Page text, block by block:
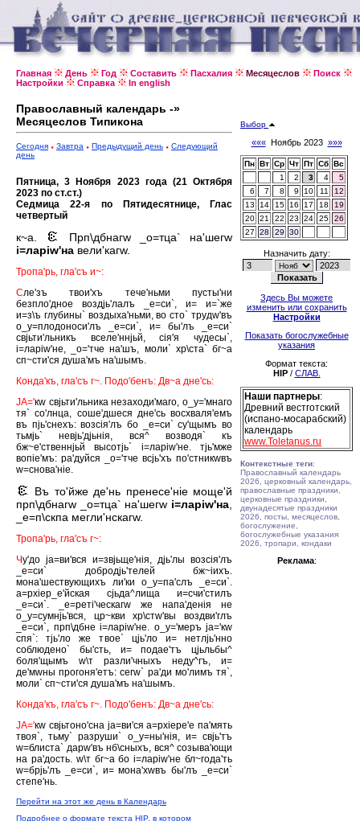
Главная День Год Составить Пасхалия Месяцеслов
Поиск
Настройки
Справка In english
Православный календарь -»
Месяцеслов Типикона
Сегодня Завтра Предыдущий день
Следующий
день
Пятница, 3 Ноября 2023 года (21 Октября
2023 по ст.ст.)
Седмица 22-я по Пятидесятнице, Глас
четвертый
к~а.
Прп\дбнагw _о=тца` на'шегw
i=ларiw'на вели'кагw.
Тропа'рь, гла'съ и~:
Сле'зъ твои'хъ тече'ньми пусты'ни
безпло'дное воздjь'лалъ _е=си`, и= и=`же
и=з\ъ глубины` воздыха'ньми, во сто` трудw'въ
о_у=плодоноси'лъ _е=си`, и= бы'лъ _е=си`
свjьти'льникъ вселе'ннjьй, сiя'я чудесы`,
i=ларiw'не, _о='тче на'шъ, моли` хр\ста` бг~а
сп~сти'ся душа'мъ на'шымъ.
Конда'къ, гла'съ г~. Подо'бенъ: Дв~а дне'сь:
JА='кw свjьти'льника незаходи'маго, о_у='мнаго
тя` со'лнца, соше'дшеся дне'сь восхваля'емъ
въ пjь'снехъ: возсiя'лъ бо _е=си` су'щымъ во
тьмjь` невjь'дjьнiя, вся^ возводя` къ
бж~е'ственнjьй высотjь` i=ларiw'не. тjь'мже
вопiе'мъ: ра'дуйся _о='тче всjь'хъ по'стникwвъ
w=снова'нiе.
Въ то'йже де'нь пренесе'нiе моще'й
прп\дбнагw _о=тца` на'шегw i=ларiw'на
_е=п\скпа мегли'нскагw.
Тропа'рь, гла'съ г~:
Чу'до jа=ви'вся и=звjьще'нiя, дjь'лы возсiя'лъ
_е=си` добродjь'телей бж~iихъ.
мона'шествующихъ ли'ки о_у=па'слъ _е=си`.
а=рхiер_е'йская сjьда^лища и=счи'стилъ
_е=си`. _е=ретi'ческагw же напа'денiя не
о_у=сумнjь'вся, цр~кви хр\стw'вы воздви'глъ
_е=си`, прп\дбне i=ларiw'не. о_у='меръ jа='кw
спя`: тjь'ло же твое` цjь'ло и= нетлjь'нно
соблюдено` бы'сть, и= подае'тъ цjьльбы^
боля'щымъ w\т разли'чныхъ неду^гъ, и=
де'мwны прогоня'етъ: сегw` ра'ди мо'лимъ тя`,
моли` сп~сти'ся душа'мъ на'шымъ.
Конда'къ, гла'съ г~. Подо'бенъ: Дв~а дне'сь:
JА='кw свjьтоно'сна jа=ви'ся а=рхiере'е па'мять
твоя`, тьму` разруши` о_у=ны'нiя, и= свjь'тъ
w=блиста` дарw'въ нб\сныхъ, вся^ созыва'ющи
на ра'дость. w\т бг~а бо i=ларiw'не бл~года'ть
w=брjь'лъ _е=си`, и= мона'хwвъ бы'лъ _е=си`
степе'нь.
Перейти на этот же день в Календарь
Подробнее о формате текста HIP, в котором
Выбор
«««Ноябрь 2023 »»»
Пн Вт Ср Чт Пт Сб Вс
1
2 3 4
5
6
7 8 9 10 11
12
13
14 15 16 17 18
19
20 21 22 23 24 25
26
27
28 29 30
Назначить дату:
Здесь Вы можете
изменить или сохранить
Настройки
Показать богослужебные
указания
Формат текста:
HIP/ СЛАВ.
Наши партнеры:
Древний вестготский
(испано-мосарабский)
календарь
www.Toletanus.ru
Контекстные теги:
Православный календарь
2026, церковный календарь,
православные праздники,
церковные праздники,
двунадесятые праздники
2026, посты, месяцеслов,
богослужение,
богослужебные указания
2026, тропари, кондаки
Реклама: